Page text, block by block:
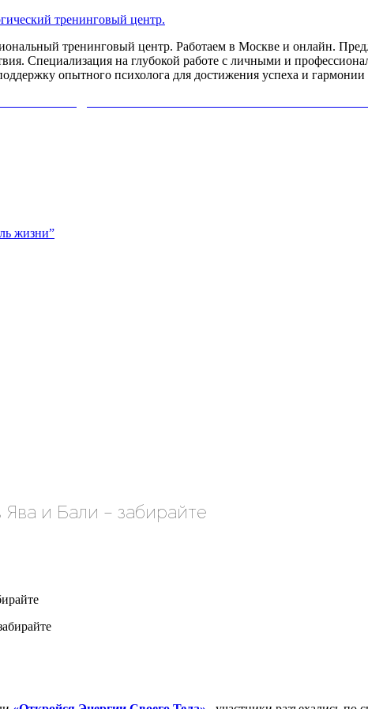
тренинговый центр. Работаем в Москве и онлайн.
Специализация на глубокой работе с личными и
опытного психолога для достижения успеха и
жизни”
и Бали – забирайте